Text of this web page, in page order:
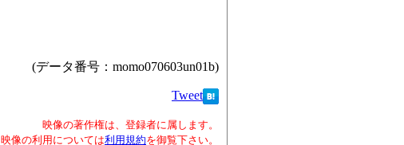
(データ番号：momo070603un01b)
Tweet
映像の著作権は、登録者に属します。
映像の利用については利用規約を御覧下さい。